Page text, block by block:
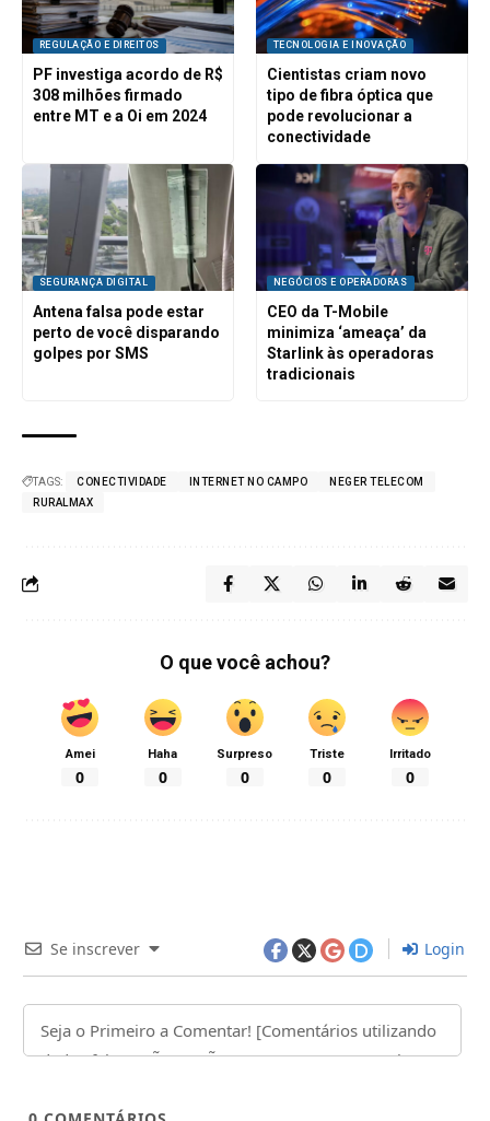
REGULAÇÃO E DIREITOS
PF investiga acordo de R$
308 milhões firmado
entre MT e a Oi em 2024
TECNOLOGIA E INOVAÇÃO
Cientistas criam novo
tipo de fibra óptica que
pode revolucionar a
conectividade
SEGURANÇA DIGITAL
Antena falsa pode estar
perto de você disparando
golpes por SMS
NEGÓCIOS E OPERADORAS
CEO da T-Mobile
minimiza ‘ameaça’ da
Starlink às operadoras
tradicionais
TAGS: CONECTIVIDADE INTERNET NO CAMPO
NEGER TELECOM
RURALMAX
O que você achou?
Amei
0
Haha
0
Surpreso
0
Triste
0
Irritado
0
Se inscrever Login